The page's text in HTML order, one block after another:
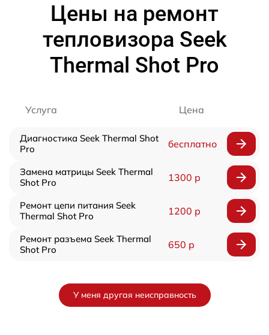
Цены на ремонт
тепловизора Seek
Thermal Shot Pro
Услуга Цена
Диагностика Seek Thermal Shot
Pro
бесплатно
Замена матрицы Seek Thermal
Shot Pro
1300 р
Ремонт цепи питания Seek
Thermal Shot Pro
1200 р
Ремонт разъема Seek Thermal
Shot Pro
650 р
У меня другая неисправность